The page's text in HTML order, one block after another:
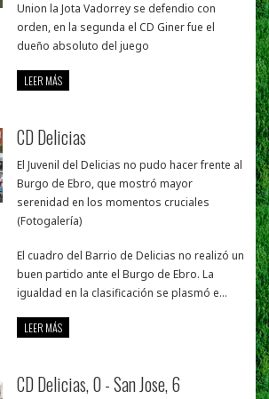
Union la Jota Vadorrey se defendio con
orden, en la segunda el CD Giner fue el
dueño absoluto del juego
LEER MÁS
CD Delicias
El Juvenil del Delicias no pudo hacer frente al
Burgo de Ebro, que mostró mayor
serenidad en los momentos cruciales
(Fotogalería)
El cuadro del Barrio de Delicias no realizó un
buen partido ante el Burgo de Ebro. La
igualdad en la clasificación se plasmó e...
LEER MÁS
CD Delicias, 0 - San Jose, 6